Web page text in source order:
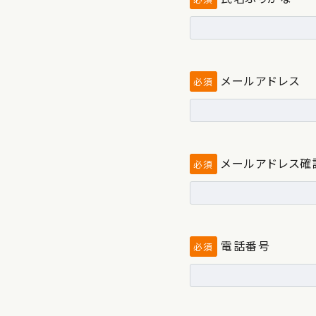
必須 メールアドレス
必須 メールアドレス
必須 電話番号